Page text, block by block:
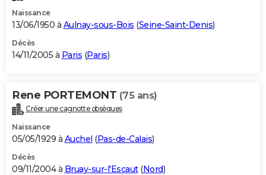
Naissance
13/06/1950 à Aulnay-sous-Bois (Seine-Saint-Denis)
Décès
14/11/2005 à Paris (Paris)
Rene PORTEMONT (75 ans)
Créer une cagnotte obsèques
Naissance
05/05/1929 à Auchel (Pas-de-Calais)
Décès
09/11/2004 à Bruay-sur-l'Escaut(Nord)